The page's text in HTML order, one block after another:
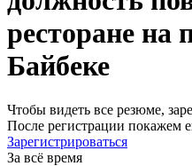
ресторане на
Байбеке
Чтобы видеть все резюме,
После регистрации покажем
Зарегистрироваться
За всё время